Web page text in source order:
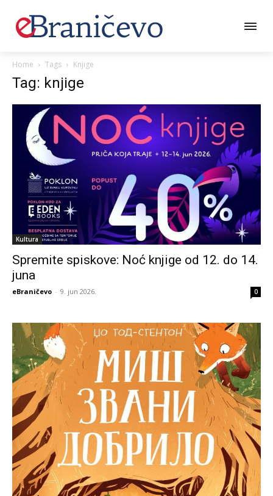
Home Tags Knjige
Tag: knjige
Kultura
Spremite spiskove: Noć knjige od 12. do 14.
juna
eBraničevo - 9. jun 2026. 0